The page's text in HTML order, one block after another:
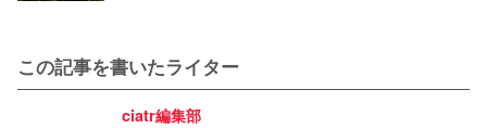
この記事を書いたライター
ciatr編集部